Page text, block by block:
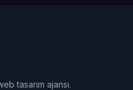
tasarım ajansı.